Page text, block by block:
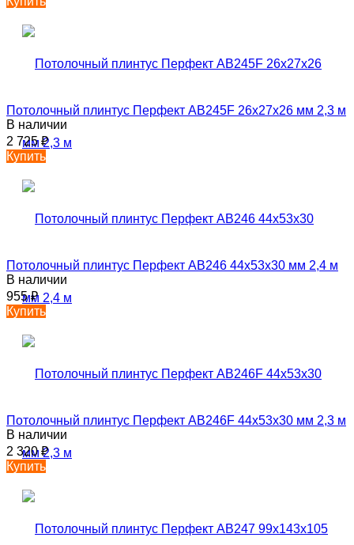
Потолочный плинтус Перфект AB245F 26х27х26 мм 2,3 м
В наличии
2 725₽
Купить
Потолочный плинтус Перфект AB246 44х53х30 мм 2,4 м
В наличии
955₽
Купить
Потолочный плинтус Перфект AB246F 44х53х30 мм 2,3 м
В наличии
2 320₽
Купить